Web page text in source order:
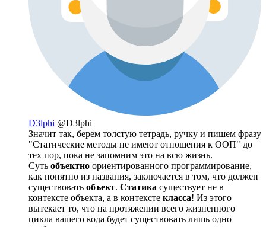
D3lphi @D3lphi
Значит так, берем толстую тетрадь, ручку и пишем фразу
"Статические методы не имеют отношения к ООП" до
тех пор, пока не запомним это на всю жизнь.
Суть объектно ориентированного программирование,
как понятно из названия, заключается в том, что должен
существовать объект. Статика существует не в
контексте объекта, а в контексте класса! Из этого
вытекает то, что на протяжении всего жизненного
цикла вашего кода будет существовать лишь одно